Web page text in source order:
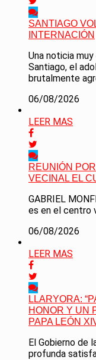
SANTIAGO
INTERNACIÓN
Una noticia
Santiago, el
brutalmente
06/08/2026
LEER MAS
REUNIÓN
VECINAL EL
GABRIEL
es en el centro
06/08/2026
LEER MAS
LLARYORA:
HONOR Y UN
PAPA LEÓN
El Gobierno de
profunda